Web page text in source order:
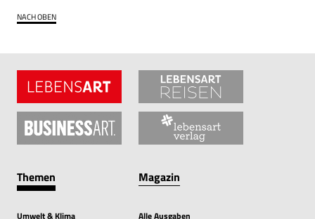
NACH OBEN
Themen
Umwelt & Klima
Magazin
Alle Ausgaben